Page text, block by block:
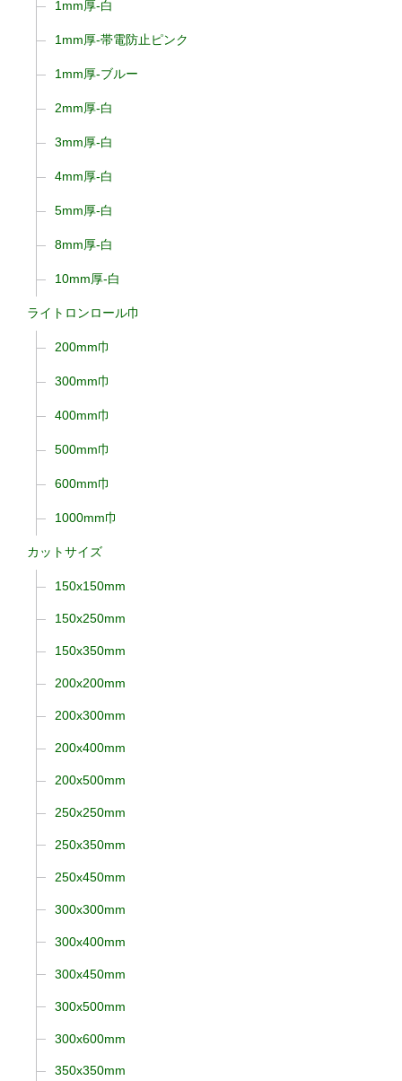
1mm厚-白
1mm厚-帯電防止ピンク
1mm厚-ブルー
2mm厚-白
3mm厚-白
4mm厚-白
5mm厚-白
8mm厚-白
10mm厚-白
ライトロンロール巾
200mm巾
300mm巾
400mm巾
500mm巾
600mm巾
1000mm巾
カットサイズ
150x150mm
150x250mm
150x350mm
200x200mm
200x300mm
200x400mm
200x500mm
250x250mm
250x350mm
250x450mm
300x300mm
300x400mm
300x450mm
300x500mm
300x600mm
350x350mm